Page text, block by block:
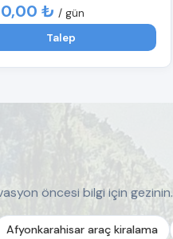
₺ / gün
Talep
öncesi bilgi için gezinin.
Afyonkarahisar araç kiralama